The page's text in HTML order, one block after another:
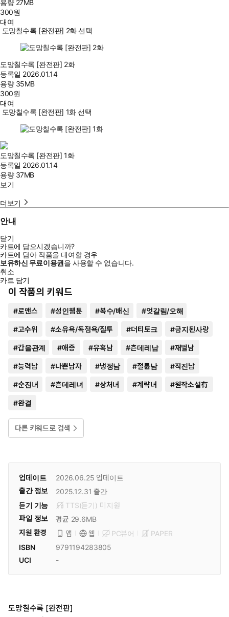
용량 27MB
300원
대여
도망칠수록 [완전판] 2화 선택
도망칠수록 [완전판] 2화
등록일 2026.01.14
용량 35MB
300원
대여
도망칠수록 [완전판] 1화 선택
도망칠수록 [완전판] 1화
등록일 2026.01.14
용량 37MB
보기
더보기
안내
닫기
카트에 담으시겠습니까?
카트에 담아 작품을 대여할 경우
보유하신 무료이용권을 사용할 수 없습니다.
취소
카트 담기
이 작품의 키워드
#로맨스 #성인웹툰 #복수/배신 #엇갈림/오해
#고수위 #소유욕/독점욕/질투 #더티토크 #금지된사랑
#갑을관계 #애증 #유혹남 #츤데레남 #재벌남
#능력남 #나쁜남자 #냉정남 #절륜남 #직진남
#순진녀 #츤데레녀 #상처녀 #계략녀 #원작소설有
#완결
다른 키워드로 검색
업데이트 2026.06.25 업데이트
출간 정보
2025.12.31 출간
듣기 기능
TTS(듣기) 미 지원
파일 정보
평균 29.6MB
지원 환경
앱 웹 PC뷰어
PAPER
ISBN
9791194283805
UCI
-
도망칠수록 [완전판]